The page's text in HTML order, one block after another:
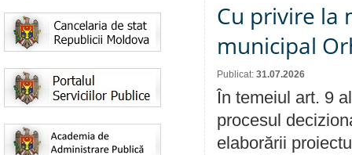
Cu privire la
municipal
Publicat: 31.07.2026
În temeiul art. 9
procesul
elaborării